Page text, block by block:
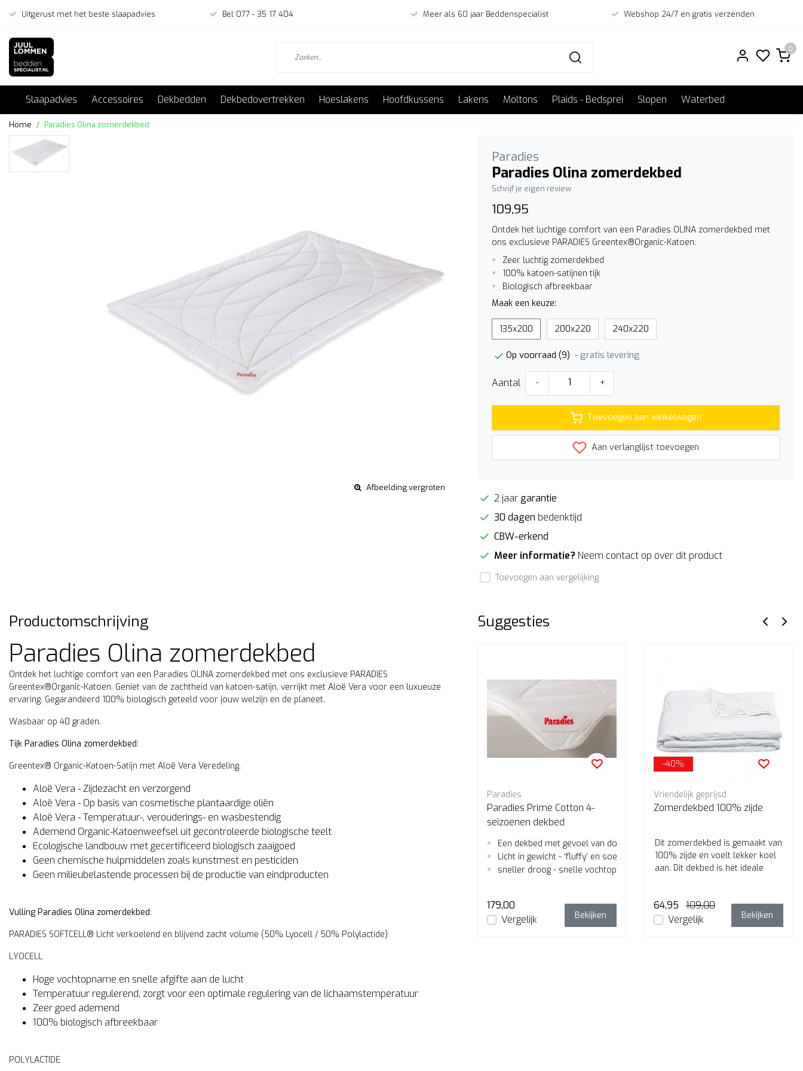
Uitgerust met het beste slaapadvies Bel 077 - 35 17 404 Meer als 60 jaar Beddenspecialist Webshop 24/7 en gratis verzenden
0
Slaapadvies Accessoires Dekbedden Dekbedovertrekken Hoeslakens Hoofdkussens Lakens Moltons Plaids - Bedsprei Slopen Waterbed
Home Paradies Olina zomerdekbed
Afbeelding vergroten
Paradies
Paradies Olina zomerdekbed
Schrijf je eigen review
109,95
Ontdek het luchtige comfort van een Paradies OLINA zomerdekbed met
ons exclusieve PARADIES Greentex®Organic-Katoen.
Zeer luchtig zomerdekbed
100% katoen-satijnen tijk
Biologisch afbreekbaar
Maak een keuze:
135x200 200x220 240x220
Op voorraad (9) - gratis levering
Aantal - +
Toevoegen aan winkelwagen
Aan verlanglijst toevoegen
2 jaar garantie
30 dagen bedenktijd
CBW-erkend
Meer informatie? Neem contact op over dit product
Toevoegen aan vergelijking
Productomschrijving
Paradies Olina zomerdekbed
Ontdek het luchtige comfort van een Paradies OLINA zomerdekbed met ons exclusieve PARADIES
Greentex®Organic-Katoen. Geniet van de zachtheid van katoen-satijn, verrijkt met Aloë Vera voor een luxueuze
ervaring. Gegarandeerd 100% biologisch geteeld voor jouw welzijn en de planeet.
Wasbaar op 40 graden.
Tijk Paradies Olina zomerdekbed:
Greentex® Organic-Katoen-Satijn met Aloë Vera Veredeling.
Aloë Vera - Zijdezacht en verzorgend
Aloë Vera - Op basis van cosmetische plantaardige oliën
Aloë Vera - Temperatuur-, verouderings- en wasbestendig
Ademend Organic-Katoenweefsel uit gecontroleerde biologische teelt
Ecologische landbouw met gecertificeerd biologisch zaaigoed
Geen chemische hulpmiddelen zoals kunstmest en pesticiden
Geen milieubelastende processen bij de productie van eindproducten
Vulling Paradies Olina zomerdekbed:
PARADIES SOFTCELL® Licht verkoelend en blijvend zacht volume (50% Lyocell / 50% Polylactide)
LYOCELL
Hoge vochtopname en snelle afgifte aan de lucht
Temperatuur regulerend, zorgt voor een optimale regulering van de lichaamstemperatuur
Zeer goed ademend
100% biologisch afbreekbaar
POLYLACTIDE
Suggesties
Silk
100% wildzijde
zijden tijk.
dekbed van
met een tijk
koel en droog slapen!
Vergelijk
Bekijken
Emperior Silk
Zomerdekbed 100%
wildezijde met katoenen tijk
Handgemaakt dekbed van 100%
moerbeiboomzijde met een tijk
luchtig, koel en droog slapen!
Paradies
Paradies Prime Cotton 4-
seizoenen dekbed
Een dekbed met gevoel van dons
Licht in gewicht - ‘fluffy’ en soepel
sneller droog - snelle vochtopname
179,00
Vergelijk
Bekijken
-40%
Vriendelijk geprijsd
Zomerdekbed 100% zijde
Dit zomerdekbed is gemaakt van
100% zijde en voelt lekker koel
aan. Dit dekbed is hét ideale
64,95
109,00
Vergelijk
Bekijken